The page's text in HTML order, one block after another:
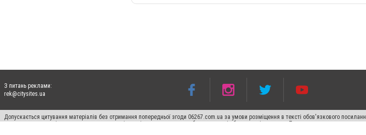
З питань реклами:
rek@citysites.ua
Допускається цитування матеріалів без отримання попередньої згоди 06267.com.ua за умови розміщення в тексті обов'язкового
пошукових систем гіперпосилання на цитовані статті не нижче другого абзацу в тексті або в якості джерела. Порушення виняткових прав